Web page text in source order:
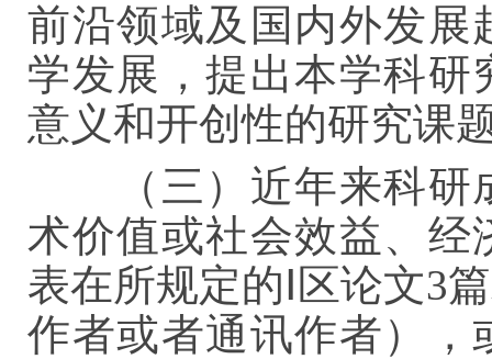
前沿领域及国内外发展
学发展，提出本学科研
意义和开创性的研究课
（三）近年来科
术价值或社会效益、经
表在所规定的Ⅰ区论文3
作者或者通讯作者），